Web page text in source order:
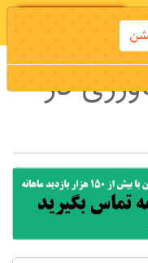
دانلود اپلیکیشن
در